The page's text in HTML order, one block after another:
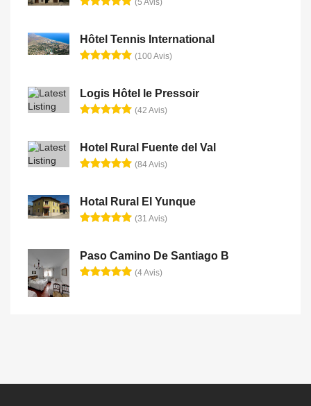
(5 Avis)
Hôtel Tennis International
(100 Avis)
Logis Hôtel le Pressoir
(42 Avis)
Hotel Rural Fuente del Val
(84 Avis)
Hotal Rural El Yunque
(31 Avis)
Paso Camino De Santiago B
(4 Avis)